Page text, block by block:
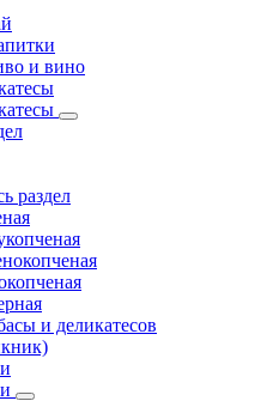
и вино
раздел
и деликатесов